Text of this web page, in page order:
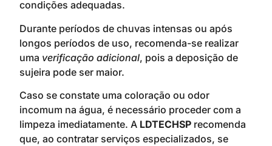
condições adequadas.
Durante períodos de chuvas intensas ou após
longos períodos de uso, recomenda-se realizar
uma verificação adicional, pois a deposição de
sujeira pode ser maior.
Caso se constate uma coloração ou odor
incomum na água, é necessário proceder com a
limpeza imediatamente. A LDTECHSP recomenda
que, ao contratar serviços especializados, se